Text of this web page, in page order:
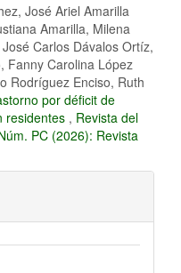
José Ariel Amarilla
Amarilla, Milena
Carlos Dávalos Ortíz,
Fanny Carolina López
Rodríguez Enciso, Ruth
por déficit de
residentes , Revista del
PC (2026): Revista